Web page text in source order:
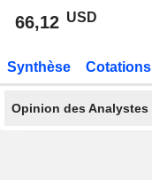
66,12 USD
Synthèse Cotations
Opinion des Analystes